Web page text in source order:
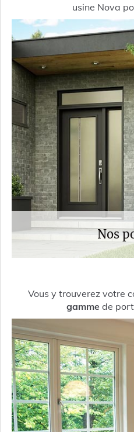
usine Nova
Nos
Vous y trouverez votre
gamme de